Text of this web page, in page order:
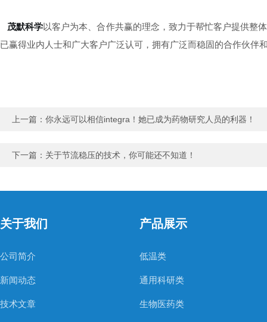
茂默科学以客户为本、合作共赢的理念，致力于帮忙客户提供整
已赢得业内人士和广大客户广泛认可，拥有广泛而稳固的合作伙伴
上一篇： 你永远可以相信integra！她已成为药物研究人员的利器！
下一篇： 关于节流稳压的技术，你可能还不知道！
关于我们
公司简介
新闻动态
技术文章
产品展示
低温类
通用科研类
生物医药类